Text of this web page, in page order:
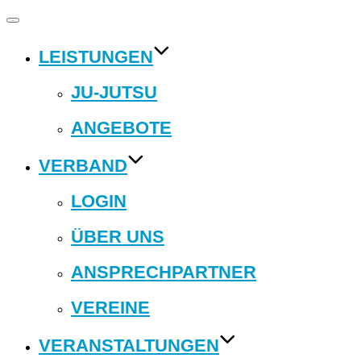
Navigation
LEISTUNGEN
JU-JUTSU
ANGEBOTE
VERBAND
LOGIN
ÜBER UNS
ANSPRECHPARTNER
VEREINE
VERANSTALTUNGEN